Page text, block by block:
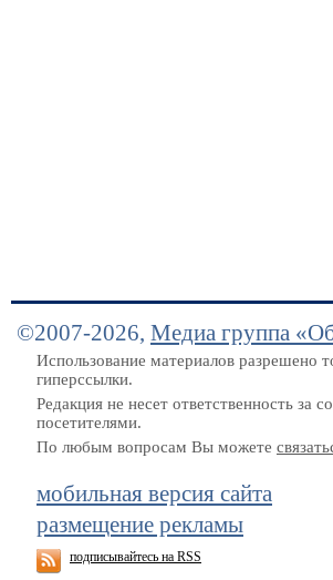
©2007-2026, Медиа группа
Использование материалов разрешено
гиперссылки.
Редакция не несет ответственность за
посетителями.
По любым вопросам Вы можете
мобильная версия сайта
размещение рекламы
подписывайтесь на RSS